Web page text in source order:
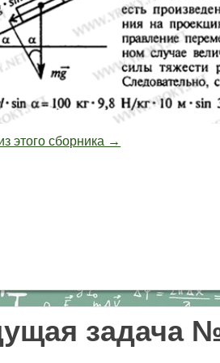
этого сборника →
задача